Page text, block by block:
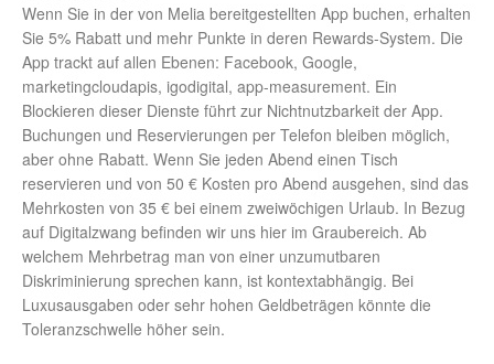
Wenn Sie in der von Melia bereitgestellten App buchen, erhalten
Sie 5% Rabatt und mehr Punkte in deren Rewards-System. Die
App trackt auf allen Ebenen: Facebook, Google,
marketingcloudapis, igodigital, app-measurement. Ein
Blockieren dieser Dienste führt zur Nichtnutzbarkeit der App.
Buchungen und Reservierungen per Telefon bleiben möglich,
aber ohne Rabatt. Wenn Sie jeden Abend einen Tisch
reservieren und von 50 € Kosten pro Abend ausgehen, sind das
Mehrkosten von 35 € bei einem zweiwöchigen Urlaub. In Bezug
auf Digitalzwang befinden wir uns hier im Graubereich. Ab
welchem Mehrbetrag man von einer unzumutbaren
Diskriminierung sprechen kann, ist kontextabhängig. Bei
Luxusausgaben oder sehr hohen Geldbeträgen könnte die
Toleranzschwelle höher sein.